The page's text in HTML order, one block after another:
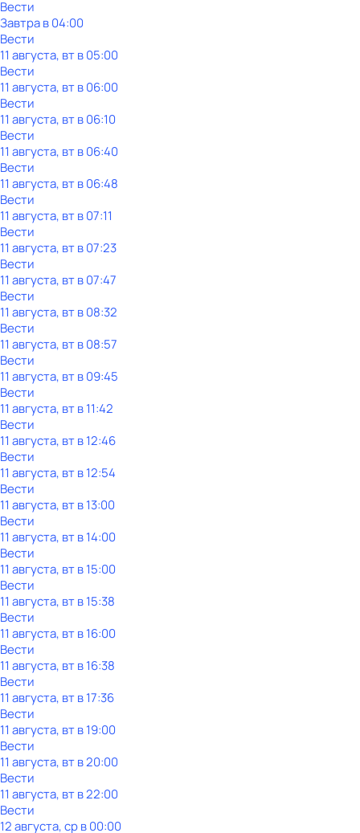
Вести
Завтра в 04:00
Вести
11 августа, вт в 05:00
Вести
11 августа, вт в 06:00
Вести
11 августа, вт в 06:10
Вести
11 августа, вт в 06:40
Вести
11 августа, вт в 06:48
Вести
11 августа, вт в 07:11
Вести
11 августа, вт в 07:23
Вести
11 августа, вт в 07:47
Вести
11 августа, вт в 08:32
Вести
11 августа, вт в 08:57
Вести
11 августа, вт в 09:45
Вести
11 августа, вт в 11:42
Вести
11 августа, вт в 12:46
Вести
11 августа, вт в 12:54
Вести
11 августа, вт в 13:00
Вести
11 августа, вт в 14:00
Вести
11 августа, вт в 15:00
Вести
11 августа, вт в 15:38
Вести
11 августа, вт в 16:00
Вести
11 августа, вт в 16:38
Вести
11 августа, вт в 17:36
Вести
11 августа, вт в 19:00
Вести
11 августа, вт в 20:00
Вести
11 августа, вт в 22:00
Вести
12 августа, ср в 00:00